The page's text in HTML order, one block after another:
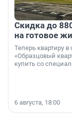
Скидка до
на готовое
Теперь квартиру
«Образцовый
купить со
6 августа, 18:00